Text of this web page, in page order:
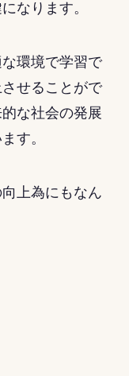
なります。
環境で学習で
せることがで
な社会の発展
す。
上為にもなん